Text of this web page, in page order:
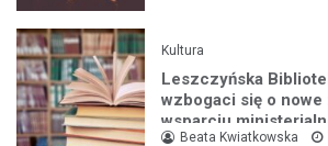
Kultura
Leszczyńska
wzbogaci się o
wsparciu
Beata Kwiatkowska